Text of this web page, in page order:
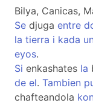
Bilya, Canicas,
Se djuga entre
la tierra i kada
eyos.
Si enkashates la
de el. Tambien
chafteandola kon